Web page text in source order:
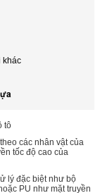
khác
tô
các nhân vật của
tốc độ cao của
lý đặc biệt như bộ
PU như mặt truyền